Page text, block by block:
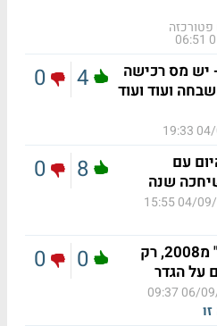
פטורכזה
יש מס רכישה
ועוד ועוד
04/
4
0
עם
שנה
04/09/
8
0
אותה "המלצה" מ2008, רק
על הגדר
06/09/
0
0